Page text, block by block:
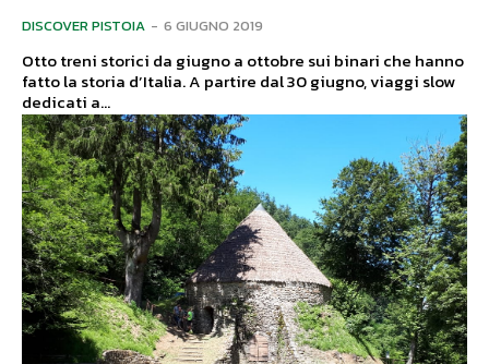
DISCOVER PISTOIA - 6 GIUGNO 2019
Otto treni storici da giugno a ottobre sui binari che hanno
fatto la storia d’Italia. A partire dal 30 giugno, viaggi slow
dedicati a...